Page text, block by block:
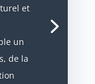
et
un
de la